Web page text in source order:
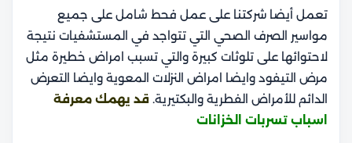
تعمل أيضا شركتنا على عمل فحط شامل على جميع
مواسير الصرف الصحي التي تتواجد في المستشفيات نتيجة
لاحتوائها على تلوثات كبيرة والتي تسبب امراض خطيرة مثل
مرض التيفود وايضا امراض النزلات المعوية وايضا التعرض
الدائم للأمراض الفطرية والبكتيرية. قد يهمك معرفة
اسباب تسربات الخزانات